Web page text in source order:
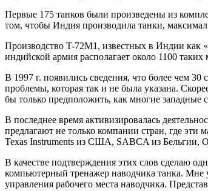
Первые 175 танков были произведены из
том, чтобы Индия производила танки,
Производство T-72M1, известных в Индии как
индийской армия располагает около 1100
В 1997 г. появились сведения, что более чем
проблемы, которая так и не была указана.
бы только предположить, как многие западные
В последнее время активизировалась
предлагают не только компании стран, где
Texas Instruments из США, SABCA из Бельгии,
В качестве подтверждения этих слов сделаю
компьютерный тренажер наводчика танка. Мне
управления рабочего места наводчика.